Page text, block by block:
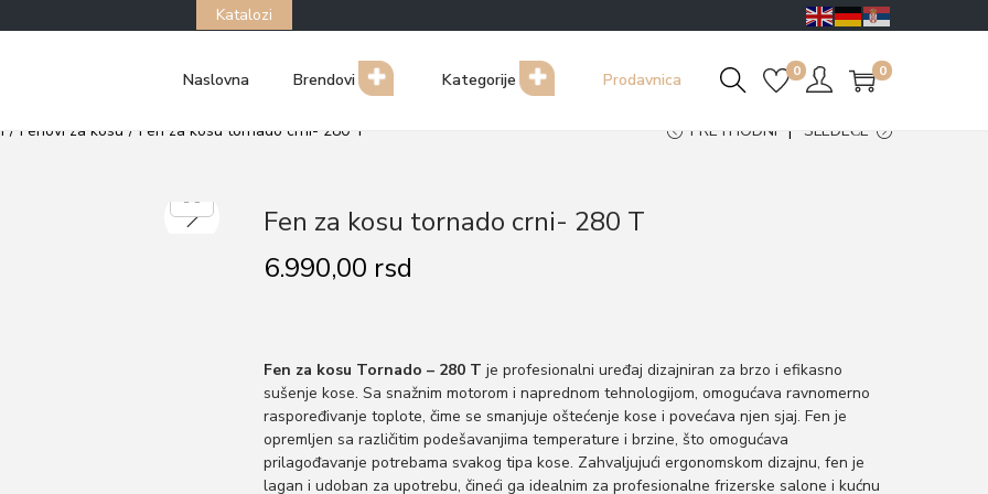
Katalozi
Naslovna Brendovi Kategorije Prodavnica 0 0
/ Fenovi za kosu / Fen za kosu tornado crni- 280 T PRETHODNI SLEDEĆE
Fen za kosu tornado crni- 280 T
6.990,00 rsd
Fen za kosu Tornado – 280 T je profesionalni uređaj dizajniran za brzo i efikasno
sušenje kose. Sa snažnim motorom i naprednom tehnologijom, omogućava ravnomerno
raspoređivanje toplote, čime se smanjuje oštećenje kose i povećava njen sjaj. Fen je
opremljen sa različitim podešavanjima temperature i brzine, što omogućava
prilagođavanje potrebama svakog tipa kose. Zahvaljujući ergonomskom dizajnu, fen je
lagan i udoban za upotrebu, čineći ga idealnim za profesionalne frizerske salone i kućnu